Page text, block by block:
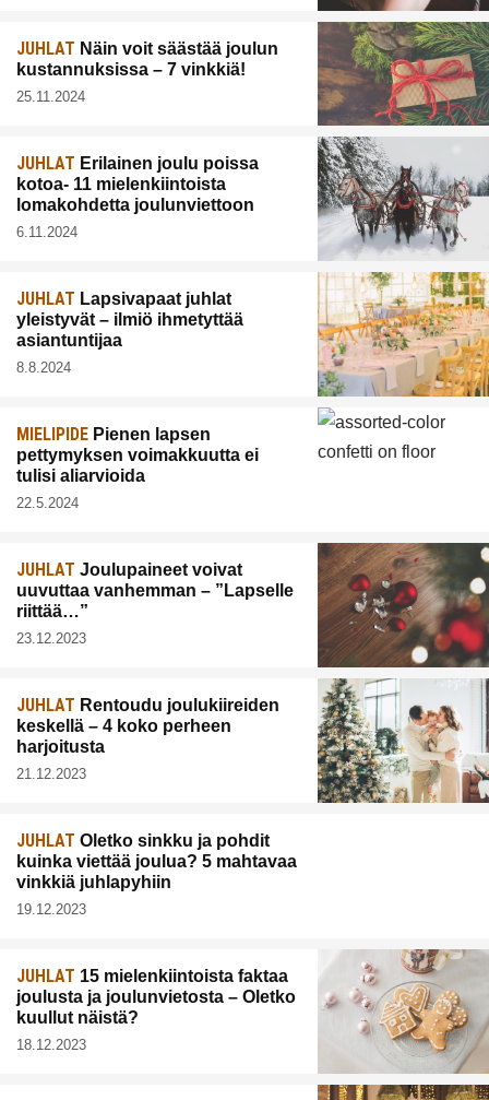
JUHLAT Näin voit säästää joulun
kustannuksissa – 7 vinkkiä!
25.11.2024
JUHLAT Erilainen joulu poissa
kotoa- 11 mielenkiintoista
lomakohdetta joulunviettoon
6.11.2024
JUHLAT Lapsivapaat juhlat
yleistyvät – ilmiö ihmetyttää
asiantuntijaa
8.8.2024
MIELIPIDE Pienen lapsen
pettymyksen voimakkuutta ei
tulisi aliarvioida
22.5.2024
JUHLAT Joulupaineet voivat
uuvuttaa vanhemman – ”Lapselle
riittää…”
23.12.2023
JUHLAT Rentoudu joulukiireiden
keskellä – 4 koko perheen
harjoitusta
21.12.2023
JUHLAT Oletko sinkku ja pohdit
kuinka viettää joulua? 5 mahtavaa
vinkkiä juhlapyhiin
19.12.2023
JUHLAT 15 mielenkiintoista faktaa
joulusta ja joulunvietosta – Oletko
kuullut näistä?
18.12.2023